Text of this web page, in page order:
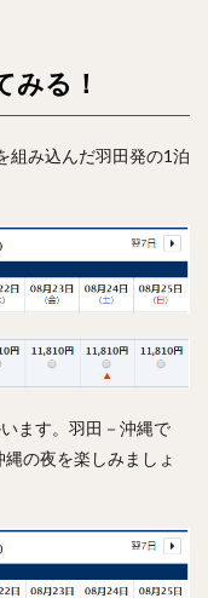
みる！
組み込んだ羽田発の1泊
ます。羽田－沖縄で
の夜を楽しみましょ